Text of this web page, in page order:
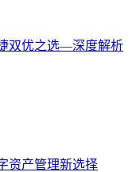
双优之选—深度解析
资产管理新选择